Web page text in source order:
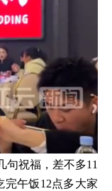
句祝福，差不多11
完午饭12点多大家